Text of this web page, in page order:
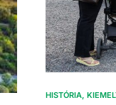
HISTÓRIA